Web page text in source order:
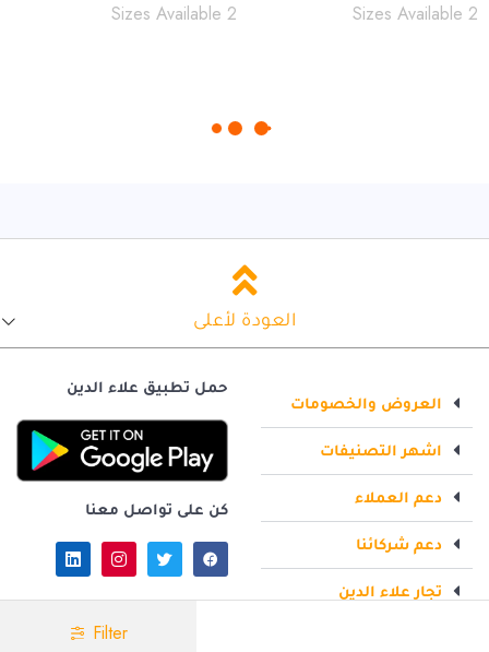
العودة لأعلى
العروض والخصومات
اشهر التصنيفات
دعم العملاء
دعم شركائنا
تجار علاء الدين
حمل تطبيق علاء الدين
كن على تواصل معنا
Filter